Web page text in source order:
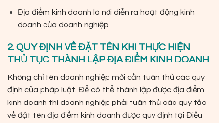
Địa điểm kinh doanh là nơi diễn ra hoạt động kinh
doanh của doanh nghiệp.
2. QUY ĐỊNH VỀ ĐẶT TÊN KHI THỰC HIỆN
THỦ TỤC THÀNH LẬP ĐỊA ĐIỂM KINH DOANH
Không chỉ tên doanh nghiệp mới cần tuân thủ các quy
định của pháp luật. Để có thể thành lập được địa điểm
kinh doanh thì doanh nghiệp phải tuân thủ các quy tắc
về đặt tên địa điểm kinh doanh được quy định tại Điều